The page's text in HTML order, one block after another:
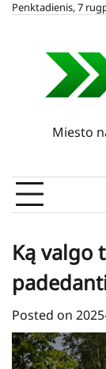
SkipPenktadienis, 7
Miesto
Ką valgo
Posted on